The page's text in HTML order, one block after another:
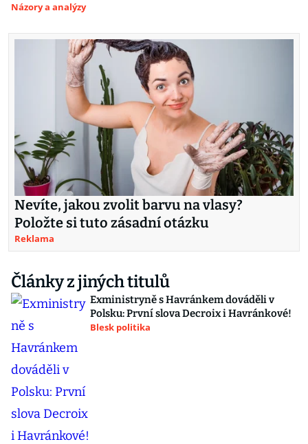
Názory a analýzy
Nevíte, jakou zvolit barvu na vlasy?
Položte si tuto zásadní otázku
Reklama
Články z jiných titulů
Exministryně s Havránkem dováděli v
Polsku: První slova Decroix i Havránkové!
Blesk politika